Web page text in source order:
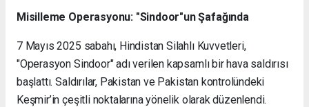
Misilleme Operasyonu: "Sindoor"un Şafağında
7 Mayıs 2025 sabahı, Hindistan Silahlı Kuvvetleri,
"Operasyon Sindoor" adı verilen kapsamlı bir hava saldırısı
başlattı. Saldırılar, Pakistan ve Pakistan kontrolündeki
Keşmir’in çeşitli noktalarına yönelik olarak düzenlendi.